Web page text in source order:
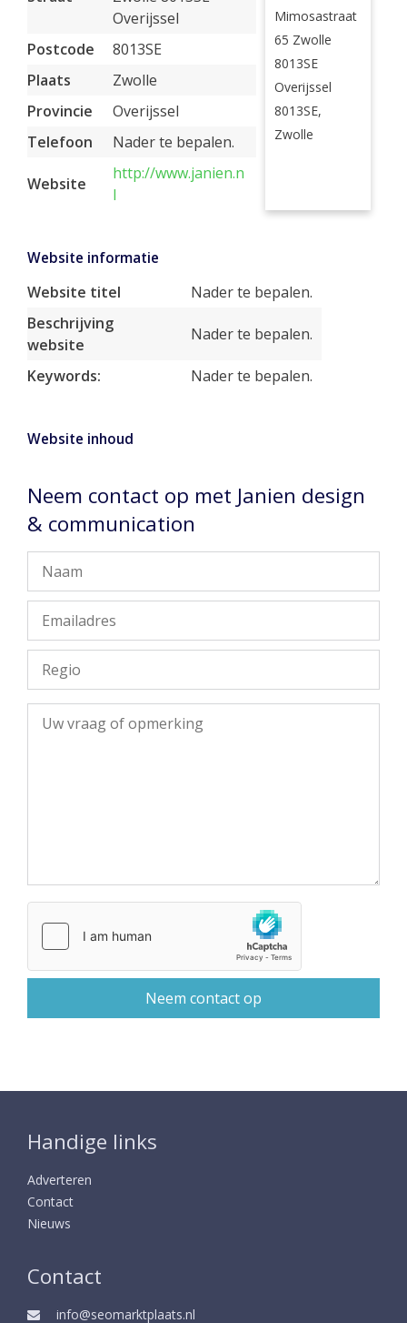
Overijssel
Postcode
8013SE
Plaats
Zwolle
Provincie
Overijssel
Telefoon
Nader te bepalen.
Website
http://www.janien.n
l
Mimosastraat
65 Zwolle
8013SE
Overijssel
8013SE,
Zwolle
Website informatie
Website titel
Nader te bepalen.
Beschrijving
website
Nader te bepalen.
Keywords: Nader te bepalen.
Website inhoud
Neem contact op met Janien design
& communication
Handige links
Adverteren
Contact
Nieuws
Contact
info@seomarktplaats.nl